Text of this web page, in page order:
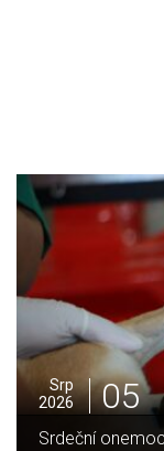
Srp
2026
05
Srdeční